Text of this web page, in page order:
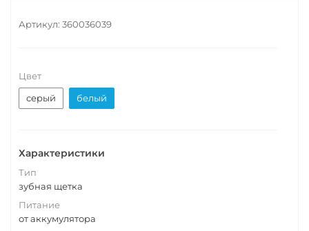
Артикул: 360036039
Цвет
серый
белый
Характеристики
Тип
зубная щетка
Питание
от аккумулятора